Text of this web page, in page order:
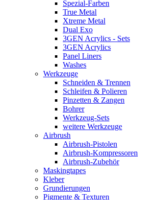
Spezial-Farben
True Metal
Xtreme Metal
Dual Exo
3GEN Acrylics - Sets
3GEN Acrylics
Panel Liners
Washes
Werkzeuge
Schneiden & Trennen
Schleifen & Polieren
Pinzetten & Zangen
Bohrer
Werkzeug-Sets
weitere Werkzeuge
Airbrush
Airbrush-Pistolen
Airbrush-Kompressoren
Airbrush-Zubehör
Maskingtapes
Kleber
Grundierungen
Pigmente & Texturen